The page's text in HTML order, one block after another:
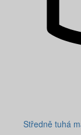
Středně tuhá